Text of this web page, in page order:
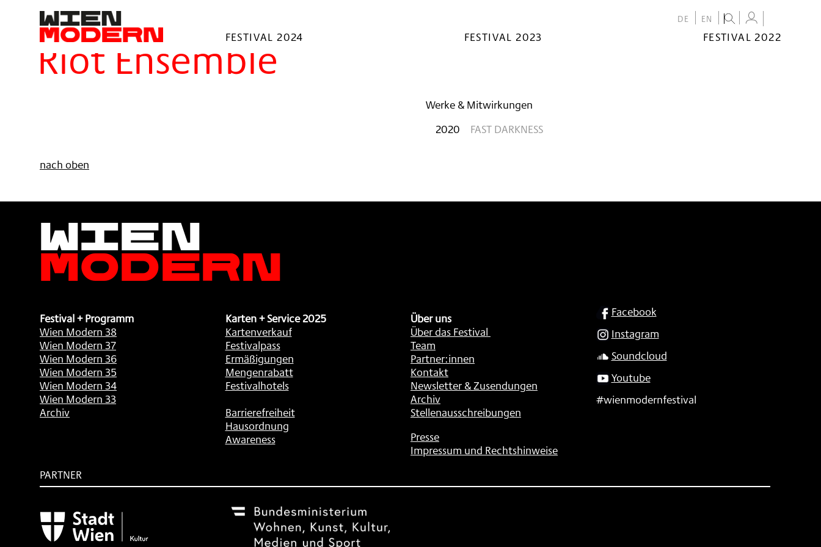
springen
DE EN
FESTIVAL 2024 FESTIVAL 2023
FESTIVAL 2022
Filter
Riot Ensemble
Werke & Mitwirkungen
2020
FAST DARKNESS
nach oben
Wien
Modern
Festival + Programm
Wien Modern 38
Wien Modern 37
Wien Modern 36
Wien Modern 35
Wien Modern 34
Wien Modern 33
Archiv
Karten + Service 2025
Kartenverkauf
Festivalpass
Ermäßigungen
Mengenrabatt
Festivalhotels
Barrierefreiheit
Hausordnung
Awareness
Über uns
Über das Festival
Team
Partner:innen
Kontakt
Newsletter & Zusendungen
Archiv
Stellenausschreibungen
Presse
Impressum und Rechtshinweise
SOCIAL
Facebook
Instagram
Soundcloud
Youtube
#wienmodernfestival
PARTNER